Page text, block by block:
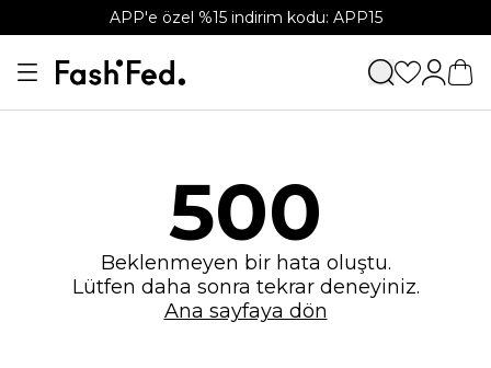
APP'e özel %15 indirim kodu: APP15
500
Beklenmeyen bir hata oluştu.
Lütfen daha sonra tekrar deneyiniz.
Ana sayfaya dön